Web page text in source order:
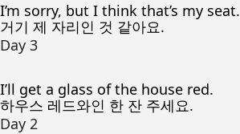
I’m sorry, but I think that’s my seat.
거기 제 자리인 것 같아요.
Day 3
I’ll get a glass of the house red.
하우스 레드와인 한 잔 주세요.
Day 2